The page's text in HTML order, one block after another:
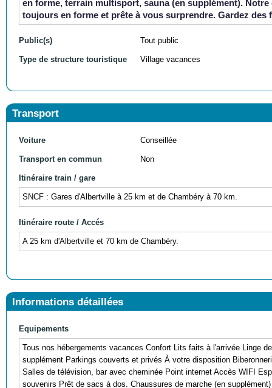
en forme, terrain multisport, sauna (en supplément). Notre
toujours en forme et prête à vous surprendre. Gardez des
Public(s) Tout public
Type de structure touristique Village vacances
Transport
Voiture Conseillée
Transport en commun Non
Itinéraire train / gare
SNCF : Gares d'Albertville à 25 km et de Chambéry à 70 km.
Itinéraire route / Accés
A 25 km d'Albertville et 70 km de Chambéry.
Informations détaillées
Equipements
Tous nos hébergements vacances Confort Lits faits à l'arrivée Linge
supplément Parkings couverts et privés À votre disposition
Salles de télévision, bar avec cheminée Point internet Accès WIFI
souvenirs Prêt de sacs à dos. Chaussures de marche (en